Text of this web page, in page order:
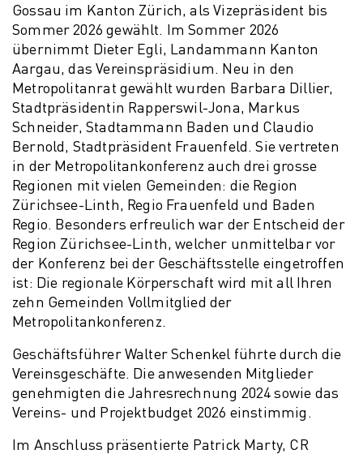
Gossau im Kanton Zürich, als Vizepräsident bis
Sommer 2026 gewählt. Im Sommer 2026
übernimmt Dieter Egli, Landammann Kanton
Aargau, das Vereinspräsidium. Neu in den
Metropolitanrat gewählt wurden Barbara Dillier,
Stadtpräsidentin Rapperswil-Jona, Markus
Schneider, Stadtammann Baden und Claudio
Bernold, Stadtpräsident Frauenfeld. Sie vertreten
in der Metropolitankonferenz auch drei grosse
Regionen mit vielen Gemeinden: die Region
Zürichsee-Linth, Regio Frauenfeld und Baden
Regio. Besonders erfreulich war der Entscheid der
Region Zürichsee-Linth, welcher unmittelbar vor
der Konferenz bei der Geschäftsstelle eingetroffen
ist: Die regionale Körperschaft wird mit all Ihren
zehn Gemeinden Vollmitglied der
Metropolitankonferenz.
Geschäftsführer Walter Schenkel führte durch die
Vereinsgeschäfte. Die anwesenden Mitglieder
genehmigten die Jahresrechnung 2024 sowie das
Vereins- und Projektbudget 2026 einstimmig.
Im Anschluss präsentierte Patrick Marty, CR